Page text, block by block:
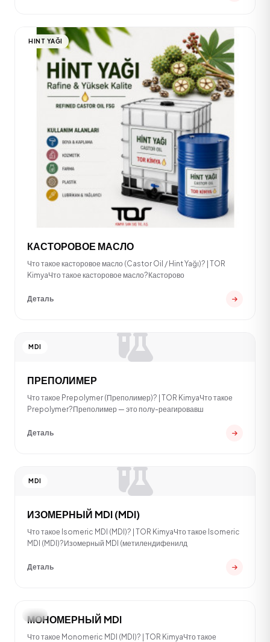
HINT YAĞI
КАСТОРОВОЕ МАСЛО
Что такое касторовое масло (Castor Oil / Hint Yağı)? | TOR
KimyaЧто такое касторовое масло?Касторово
Деталь
MDI
ПРЕПОЛИМЕР
Что такое Prepolymer (Преполимер)? | TOR KimyaЧто такое
Prepolymer?Преполимер — это полу-реагировавш
Деталь
MDI
ИЗОМЕРНЫЙ MDI (MDI)
Что такое Isomeric MDI (MDI)? | TOR KimyaЧто такое Isomeric
MDI (MDI)?Изомерный MDI (метилендифенилд
Деталь
MDI
МОНОМЕРНЫЙ MDI
Что такое Monomeric MDI (MDI)? | TOR KimyaЧто такое